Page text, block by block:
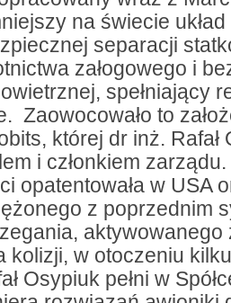
na świecie
separacji
załogowego i
spełniający
Zaowocowało to
której dr inż. Rafał
i członkiem zarządu.
opatentowała w USA
z poprzednim
aktywowanego
kolizji, w otoczeniu
Osypiuk pełni w